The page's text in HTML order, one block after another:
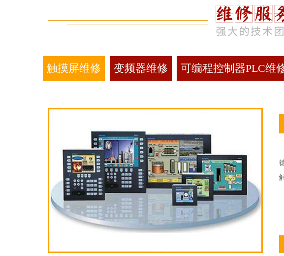
触摸屏维修 变频器维修 可编程控制器PLC维